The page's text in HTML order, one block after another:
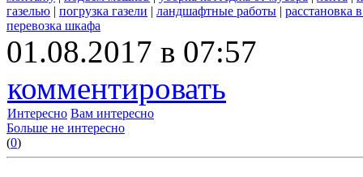
газелью | погрузка газели | ландшафтные работы | расстановка
перевозка шкафа
01.08.2017 в 07:57
комментировать
Интересно Вам интересно
Больше не интересно
(0)